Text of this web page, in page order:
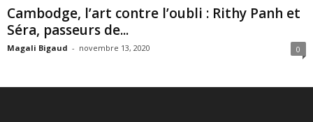
Cambodge, l’art contre l’oubli : Rithy Panh et
Séra, passeurs de...
Magali Bigaud - novembre 13, 2020 0